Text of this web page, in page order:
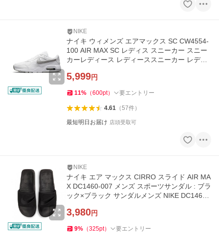
NIKE
ナイキ ウィメンズ エアマックス SC CW4554-
100 AIR MAX SC レディス スニーカー スニー
カーレディース レディーススニーカー レディ
5,999円
11% （600pt） 要エントリー
4.61（57件）
最短明日お届け 店頭受取可
NIKE
ナイキ エア マックス CIRRO スライド AIR MA
X DC1460-007 メンズ スポーツサンダル : ブラ
ック×ブラック サンダルメンズ NIKE DC1460
3,980円
9% （325pt） 要エントリー